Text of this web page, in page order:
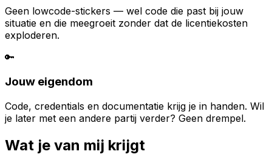
Geen lowcode-stickers — wel code die past bij jouw
situatie en die meegroeit zonder dat de licentiekosten
exploderen.
🔑
Jouw eigendom
Code, credentials en documentatie krijg je in handen. Wil
je later met een andere partij verder? Geen drempel.
Wat je van mij krijgt